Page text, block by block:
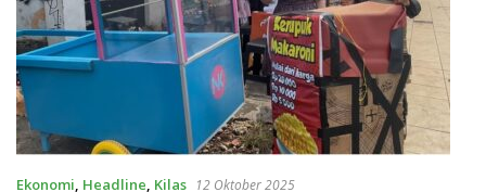
Ekonomi, Headline, Kilas 12 Oktober 2025